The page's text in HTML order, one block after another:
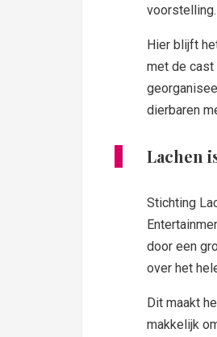
voorstelling.
Hier blijft
met de cast
dierbaren
Lachen
Stichting
door een
over het
Dit maakt
makkelijk